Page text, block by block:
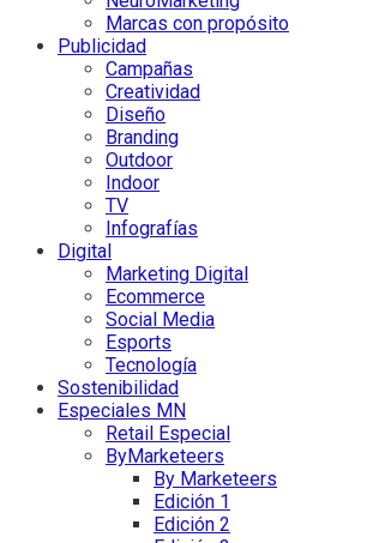
Marcas con propósito
Publicidad
Campañas
Creatividad
Diseño
Branding
Outdoor
Indoor
TV
Infografías
Digital
Marketing Digital
Ecommerce
Social Media
Esports
Tecnología
Sostenibilidad
Especiales MN
Retail Especial
ByMarketeers
By Marketeers
Edición 1
Edición 2